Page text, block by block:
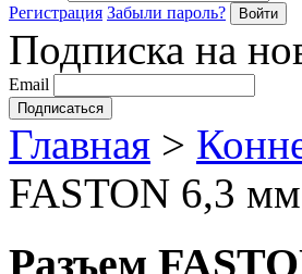
Регистрация Забыли пароль?
Подписка на
Email
Главная >
FASTON 6,3
Разъем